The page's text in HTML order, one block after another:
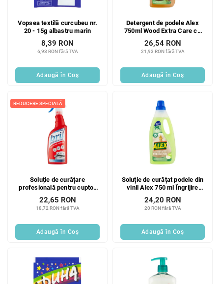
Vopsea textilă curcubeu nr.
20 - 15g albastru marin
6,93 RON fără TVA
8,39 RON
Adaugă în Coş
Detergent de podele Alex
750ml Wood Extra Care cu
protecție naturală 99%
21,93 RON fără TVA
26,54 RON
Adaugă în Coş
REDUCERE SPECIALĂ
Soluție de curățare
profesională pentru cuptor
18,72 RON fără TVA
22,65 RON
Adaugă în Coş
Soluție de curățat podele din
vinil Alex 750 ml Îngrijire
20 RON fără TVA
24,20 RON
Adaugă în Coş